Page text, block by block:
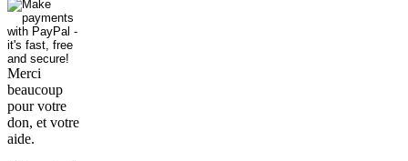
Merci
beaucoup
pour votre
don, et votre
aide.